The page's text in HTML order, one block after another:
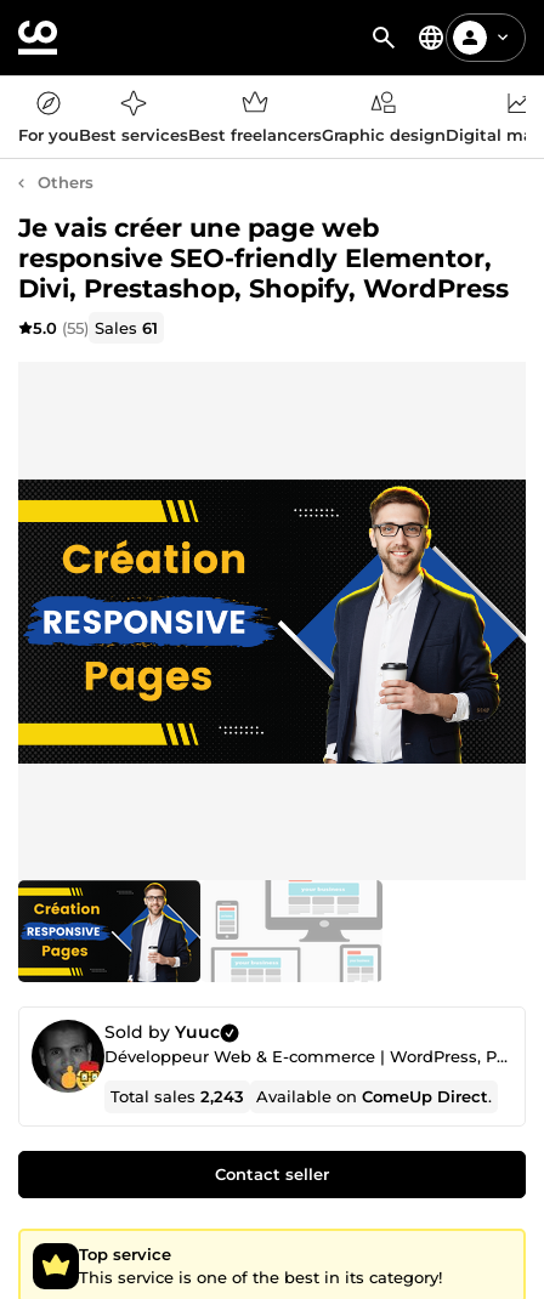
For youBest servicesBest freelancersGraphic designDigital
Others
Je vais créer une page web
responsive SEO-friendly Elementor,
Divi, Prestashop, Shopify, WordPress
5.0 (55) Sales61
Sold by Yuuc
Développeur Web & E-commerce | WordPress, PrestaShop, Shopify, PHP, VPS, SEO, security, Optimization
Total sales2,243 Available onComeUp Direct.
Contact seller
Top service
This service is one of the best in its category!